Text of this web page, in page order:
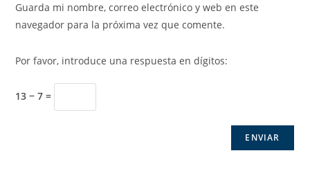
Guarda mi nombre, correo electrónico y web en este
navegador para la próxima vez que comente.
Por favor, introduce una respuesta en dígitos:
13 − 7 =